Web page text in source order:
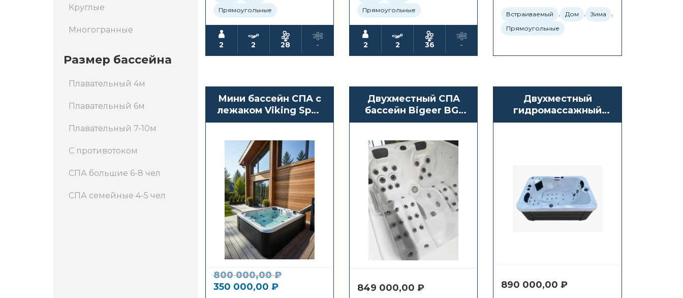
Круглые
Многогранные
Размер бассейна
Плавательный 4м
Плавательный 6м
Плавательный 7-10м
С противотоком
СПА большие 6-8 чел
СПА семейные 4-5 чел
Прямоугольные
2 2 28 -
Прямоугольные
2 2 36 -
Встраиваемый , Дом , Зима ,
Прямоугольные
Мини бассейн СПА с
лежаком Viking Spas
Aurora III
800 000,00₽
350 000,00 ₽
Двухместный СПА
бассейн Bigeer BG-
8891
849 000,00 ₽
Двухместный
гидромассажный
бассейн СПА
890 000,00₽